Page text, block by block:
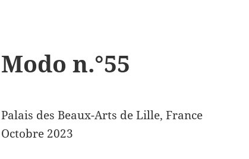
Modo n.°55
Palais des Beaux-Arts de Lille, France
Octobre 2023